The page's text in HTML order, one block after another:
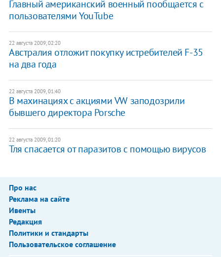
Главный американский военный пообщается с
пользователями YouTube
22 августа 2009, 02:20
Австралия отложит покупку истребителей F-35
на два года
22 августа 2009, 01:40
В махинациях с акциями VW заподозрили
бывшего директора Porsche
22 августа 2009, 01:20
Тля спасается от паразитов с помощью вирусов
Про нас
Реклама на сайте
Ивенты
Редакция
Политики и стандарты
Пользовательское соглашение